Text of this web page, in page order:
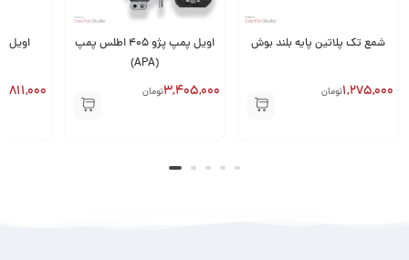
شمع تک پلاتین پایه بلند بوش
1,275,000تومان
اویل پمپ پژو 405 اطلس پمپ
(APA)
3,405,000تومان
اویل
2,811,000